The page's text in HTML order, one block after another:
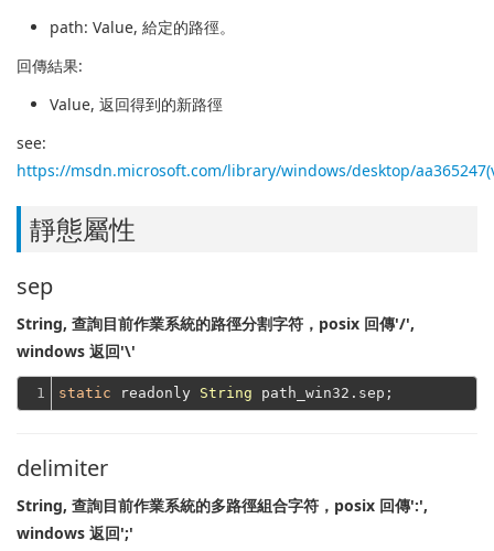
path: Value, 給定的路徑。
回傳結果:
Value, 返回得到的新路徑
see:
https://msdn.microsoft.com/library/windows/desktop/
靜態屬性
sep
String, 查詢目前作業系統的路徑分割字符，posix 回傳'/',
windows 返回'\'
1 static readonly String
delimiter
String, 查詢目前作業系統的多路徑組合字符，posix 回傳':',
windows 返回';'